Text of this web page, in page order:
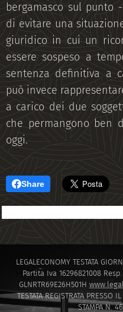
bergamasco sul punto
di evitare una
giuridico in cui un
essere sospeso a
sentenza definitiva a
può invece
a carico dei due
che permangono ben
oggi.
Share
LEGALECONOMY TESTATA
Partita Iva 16296821008
GLNRTR69E26H501H
TESTATA REGISTRATA PRESSO
STAMPA N.